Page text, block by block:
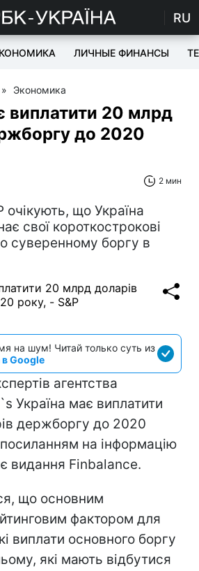
RU
ЛИЧНЫЕ ФИНАНСЫ
» Экономика
виплатити 20 млрд
до 2020
2 мин
очікують, що Україна
свої короткострокові
суверенному боргу в
на шум! Читай только суть из
Google
агентства
Україна має виплатити
держборгу до 2020
на інформацію
видання Finbalance.
що основним
фактором для
виплати основного боргу
які мають відбутися